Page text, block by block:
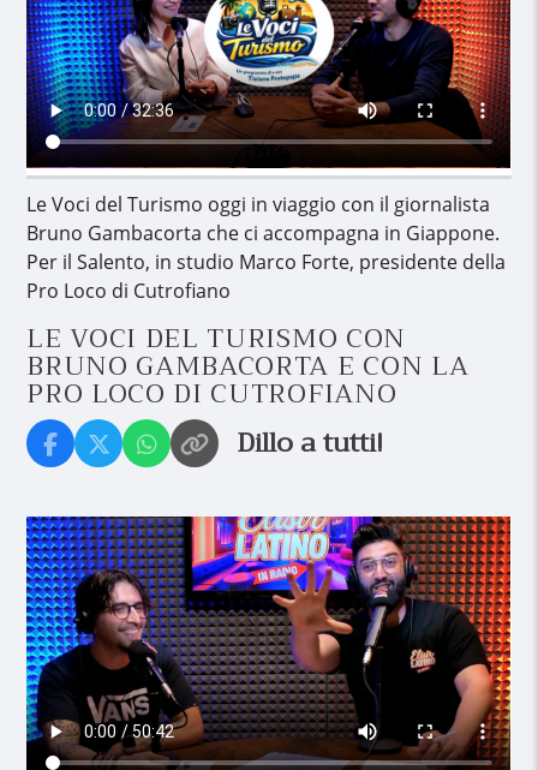
Le Voci del Turismo oggi in viaggio con il giornalista
Bruno Gambacorta che ci accompagna in Giappone.
Per il Salento, in studio Marco Forte, presidente della
Pro Loco di Cutrofiano
LE VOCI DEL TURISMO CON
BRUNO GAMBACORTA E CON LA
PRO LOCO DI CUTROFIANO
Dillo a tutti!